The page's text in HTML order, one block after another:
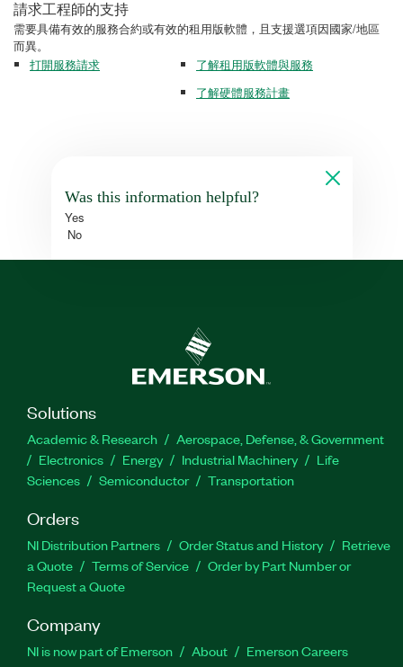
請求工程師的支持
需要具備有效的服務合約或有效的租用版軟體，且支援選項因國家/地區
而異。
打開服務請求
了解租用版軟體與服務
了解硬體服務計畫
Was this information helpful?
Yes
No
Solutions
Academic & Research
Aerospace, Defense, & Government
Electronics
Energy Industrial Machinery
Life
Sciences
Semiconductor Transportation
Orders
NI Distribution Partners Order Status and History
Retrieve
a Quote
Terms of Service
Order by Part Number or
Request a Quote
Company
NI is now part of Emerson About
Emerson Careers